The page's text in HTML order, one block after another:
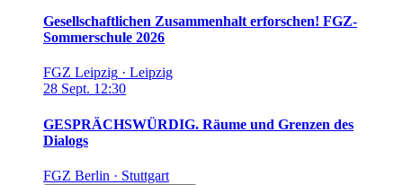
Gesellschaftlichen Zusammenhalt erforschen! FGZ-
Sommerschule 2026
FGZ Leipzig · Leipzig
28 Sept. 12:30
GESPRÄCHSWÜRDIG. Räume und Grenzen des
Dialogs
FGZ Berlin · Stuttgart